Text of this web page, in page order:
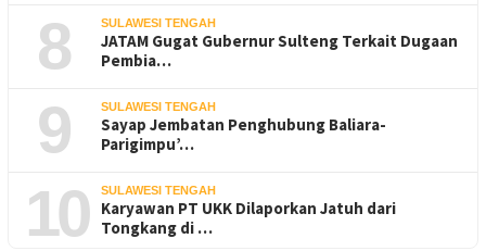
8 SULAWESI TENGAH
JATAM Gugat Gubernur Sulteng Terkait Dugaan
Pembia…
9 SULAWESI TENGAH
Sayap Jembatan Penghubung Baliara-
Parigimpu’…
10 SULAWESI TENGAH
Karyawan PT UKK Dilaporkan Jatuh dari
Tongkang di …